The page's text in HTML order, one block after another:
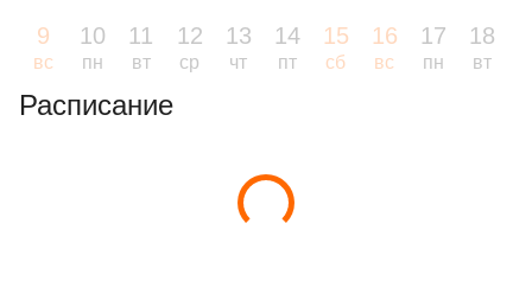
Расписание
9
вс
10
пн
11
вт
12
ср
13
чт
14
пт
15
сб
16
вс
17
пн
18
вт